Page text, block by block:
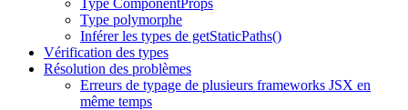
Type polymorphe
Inférer les types de getStaticPaths()
Vérification des types
Résolution des problèmes
Erreurs de typage de plusieurs frameworks JSX en
même temps